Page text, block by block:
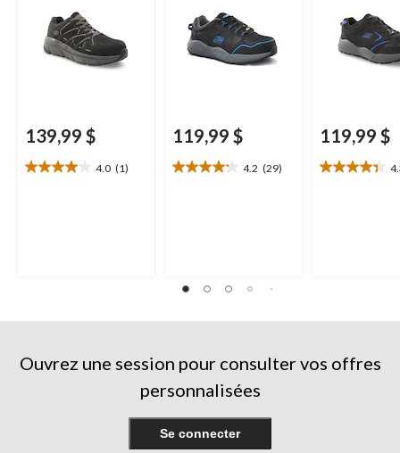
139,99 $
4.0 (1)
4.0
119,99 $
4.2 (29)
4.2
119,99 $
4.3
Ouvrez une session pour consulter vos offres
personnalisées
Se connecter